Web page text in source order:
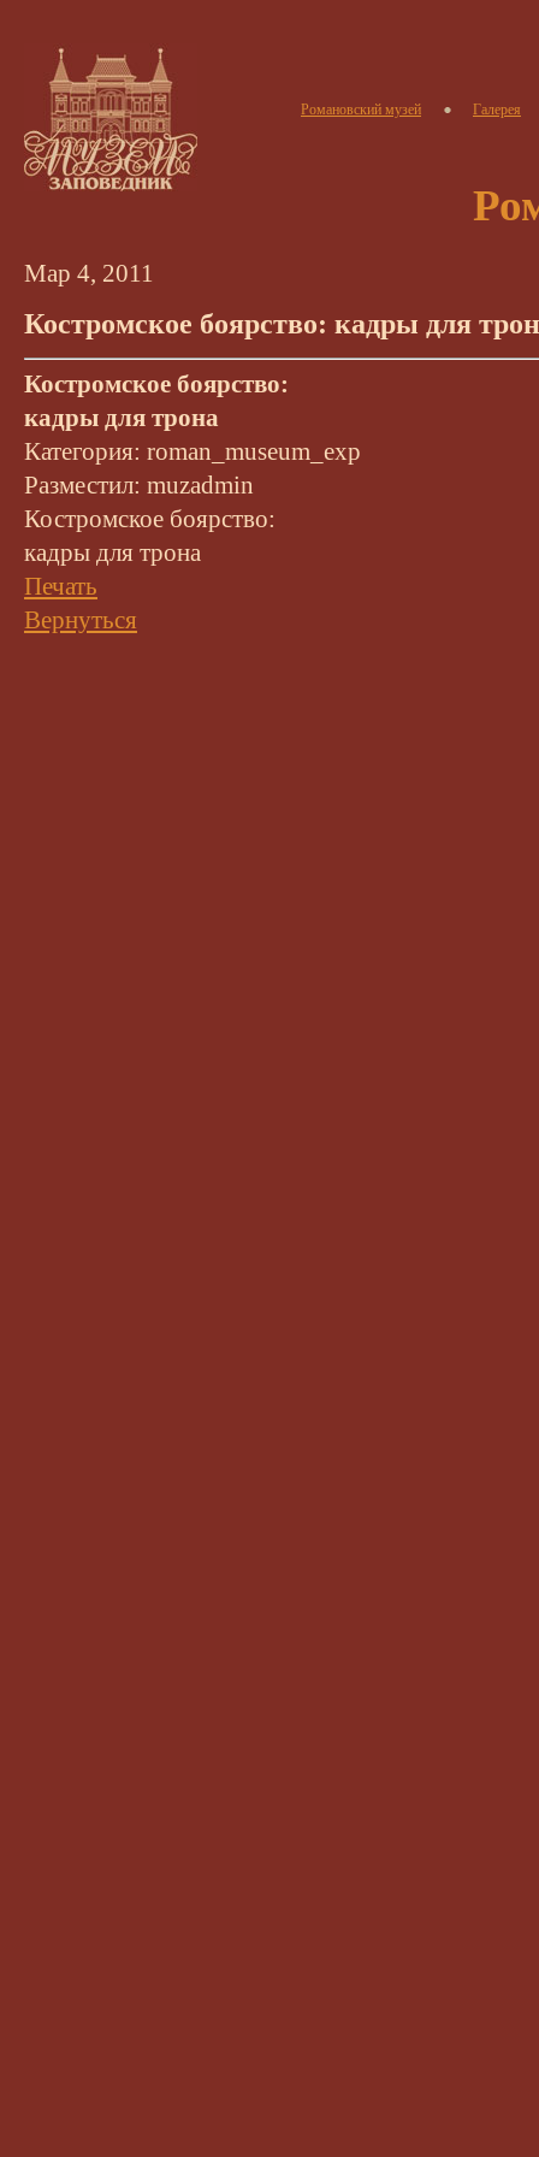
Романовский музей Галерея
Мар 4, 2011
Костромское боярство: кадры для
Костромское боярство:
кадры для трона
Категория: roman_museum_exp
Разместил: muzadmin
Костромское боярство:
кадры для трона
Печать
Вернуться